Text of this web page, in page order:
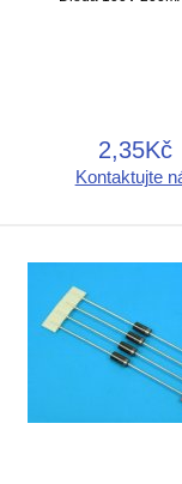
2,35Kč
Kontaktujte